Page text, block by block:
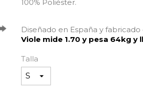
100% Poliéster.
Diseñado en España y
Viole mide 1.70 y pesa 64kg y
Talla